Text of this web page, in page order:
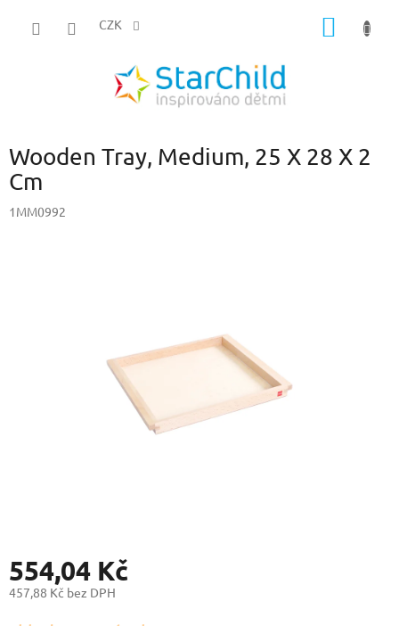
CZK
Wooden Tray, Medium, 25 X 28 X 2
Cm
1MM0992
554,04 Kč
457,88 Kč bez DPH